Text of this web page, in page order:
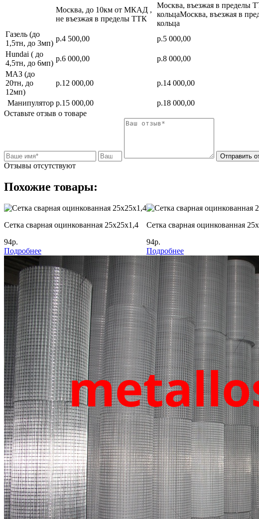
Москва, до 10км от МКАД ,
не въезжая в пределы ТТК
Москва, въезжая в пределы
кольцаМосква, въезжая в
кольца
Газель (до
1,5тн, до 3мп)
р.4 500,00 р.5 000,00
Hundai ( до
4,5тн, до 6мп)
р.6 000,00 р.8 000,00
МАЗ (до
20тн, до
12мп)
р.12 000,00 р.14 000,00
Манипулятор р.15 000,00 р.18 000,00
Оставьте отзыв о товаре
Отправить
Отзывы отсутствуют
Похожие товары:
Сетка сварная оцинкованная 25х25х1,4
94р.
Подробнее
Сетка сварная оцинкованная
94р.
Подробнее